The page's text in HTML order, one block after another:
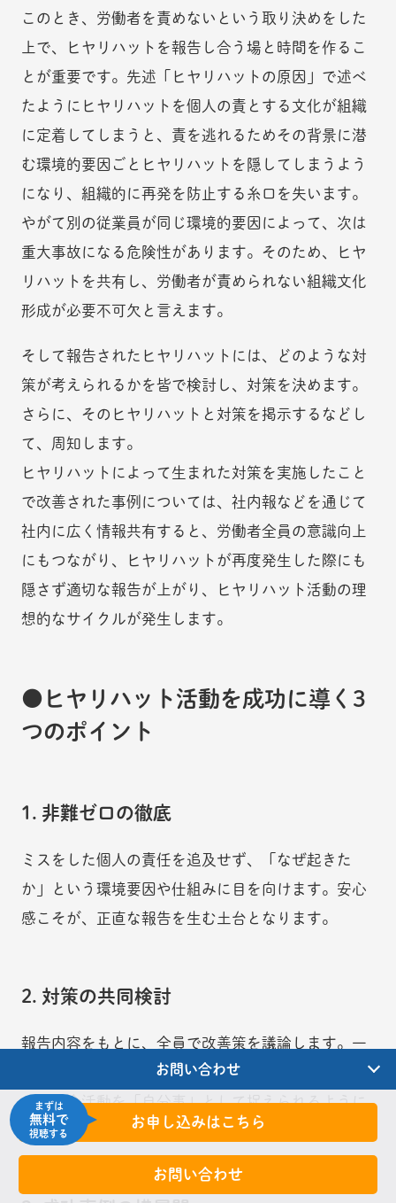
このとき、労働者を責めないという取り決めをした
上で、ヒヤリハットを報告し合う場と時間を作るこ
とが重要です。先述「ヒヤリハットの原因」で述べ
たようにヒヤリハットを個人の責とする文化が組織
に定着してしまうと、責を逃れるためその背景に潜
む環境的要因ごとヒヤリハットを隠してしまうよう
になり、組織的に再発を防止する糸口を失います。
やがて別の従業員が同じ環境的要因によって、次は
重大事故になる危険性があります。そのため、ヒヤ
リハットを共有し、労働者が責められない組織文化
形成が必要不可欠と言えます。
そして報告されたヒヤリハットには、どのような対
策が考えられるかを皆で検討し、対策を決めます。
さらに、そのヒヤリハットと対策を掲示するなどし
て、周知します。
ヒヤリハットによって生まれた対策を実施したこと
で改善された事例については、社内報などを通じて
社内に広く情報共有すると、労働者全員の意識向上
にもつながり、ヒヤリハットが再度発生した際にも
隠さず適切な報告が上がり、ヒヤリハット活動の理
想的なサイクルが発生します。
ヒヤリハット活動を成功に導く3
つのポイント
1. 非難ゼロの徹底
ミスをした個人の責任を追及せず、「なぜ起きた
か」という環境要因や仕組みに目を向けます。安心
感こそが、正直な報告を生む土台となります。
2. 対策の共同検討
報告内容をもとに、全員で改善策を議論します。一
方的な指示ではなく皆で考えるプロセスを経ること
で、安全活動を「自分事」として捉えられるように
なります。
お問い合わせ
まずは
無料で
視聴する
お申し込みはこちら
お問い合わせ